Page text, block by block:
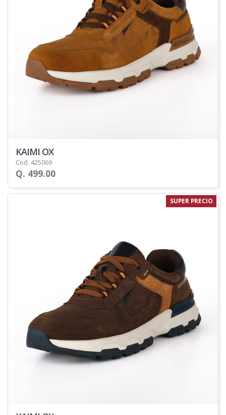
KAIMI OX
Cod. 425069
Q. 499.00
SUPER PRECIO